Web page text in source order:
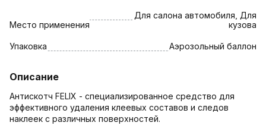
Место применения
Для салона автомобиля, Для
кузова
Упаковка Аэрозольный баллон
Описание
Антискотч FELIX - специализированное средство для
эффективного удаления клеевых составов и следов
наклеек с различных поверхностей.